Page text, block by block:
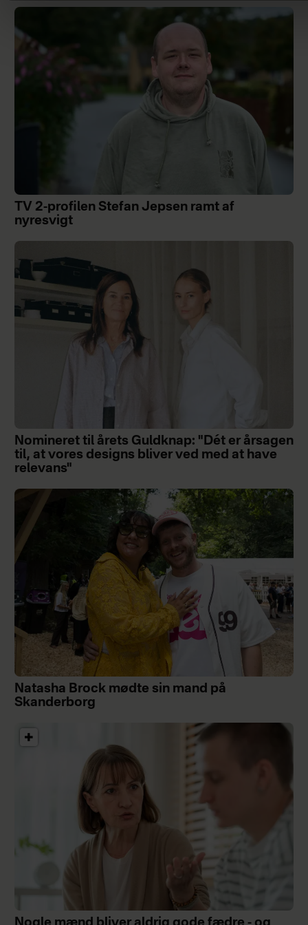
TV 2-profilen Stefan Jepsen ramt af
nyresvigt
Nomineret til årets Guldknap: "Dét er årsagen
til, at vores designs bliver ved med at have
relevans"
Natasha Brock mødte sin mand på
Skanderborg